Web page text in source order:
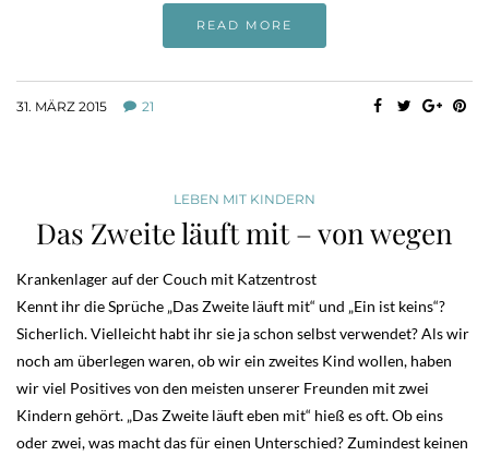
READ MORE
31. MÄRZ 2015 21
LEBEN MIT KINDERN
Das Zweite läuft mit – von wegen
Krankenlager auf der Couch mit Katzentrost
Kennt ihr die Sprüche „Das Zweite läuft mit“ und „Ein ist keins“?
Sicherlich. Vielleicht habt ihr sie ja schon selbst verwendet? Als wir
noch am überlegen waren, ob wir ein zweites Kind wollen, haben
wir viel Positives von den meisten unserer Freunden mit zwei
Kindern gehört. „Das Zweite läuft eben mit“ hieß es oft. Ob eins
oder zwei, was macht das für einen Unterschied? Zumindest keinen